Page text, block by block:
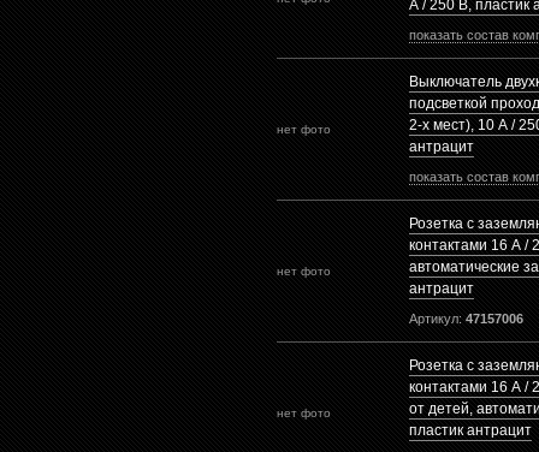
А / 250 В, пластик
показать состав
нет фото
Выключатель
подсветкой
2-х мест), 10 А /
антрацит
показать состав
нет фото
Розетка с
контактами 16 А /
автоматические
антрацит
Артикул: 47157006
нет фото
Розетка с
контактами 16 А /
от детей,
пластик антрацит